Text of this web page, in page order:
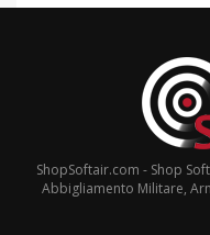
ShopSoftair.com - Shop
Abbigliamento Militare,